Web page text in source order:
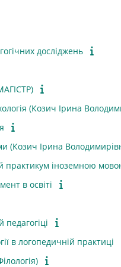
досліджень
(Козич Ірина
(Козич Ірина
практикум іноземною
в освіті
педагогіці
в логопедичній практиці